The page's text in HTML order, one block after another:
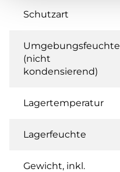
Schutzart
Umgebungsfeuchte
(nicht
kondensierend)
Lagertemperatur
Lagerfeuchte
Gewicht, inkl.